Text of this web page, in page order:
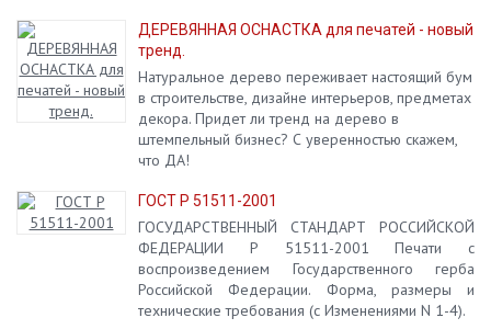
сих пор не верят в этот продукт!
ДЕРЕВЯННАЯ ОСНАСТКА для печатей - новый
тренд.
Натуральное дерево переживает настоящий бум
в строительстве, дизайне интерьеров, предметах
декора. Придет ли тренд на дерево в
штемпельный бизнес? С уверенностью скажем,
что ДА!
ГОСТ Р 51511-2001
ГОСУДАРСТВЕННЫЙ СТАНДАРТ РОССИЙСКОЙ
ФЕДЕРАЦИИ Р 51511-2001 Печати с
воспроизведением Государственного герба
Российской Федерации. Форма, размеры и
технические требования (с Изменениями N 1-4).